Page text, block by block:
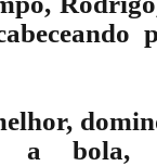
a bola,